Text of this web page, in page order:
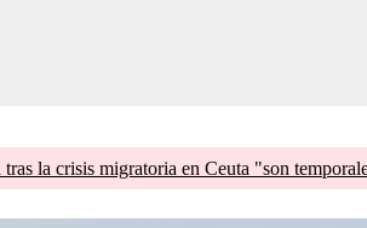
la crisis migratoria en Ceuta "son